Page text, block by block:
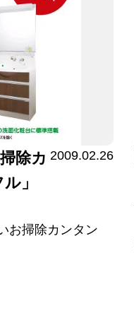
除カ
」
2009.02.26
お掃除カンタン